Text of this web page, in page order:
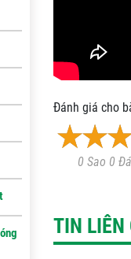
Đánh giá cho
0 Sao 0
TIN LIÊN